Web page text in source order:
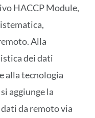
HACCP Module,
Alla
dei dati
alla tecnologia
aggiunge la
da remoto via